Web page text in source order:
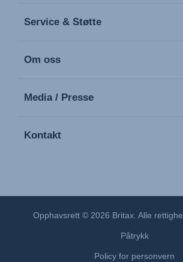
Service & Støtte
Om oss
Media / Presse
Kontakt
Opphavsrett © 2026 Britax. Alle
Påtrykk
Policy for personvern